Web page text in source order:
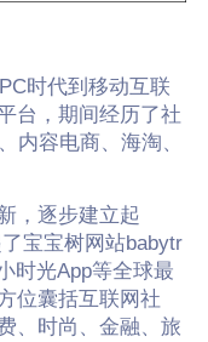
时代到移动互联
台，期间经历了社
内容电商、海淘、
，逐步建立起
宝宝树网站babytr
时光App等全球最
位囊括互联网社
、时尚、金融、旅